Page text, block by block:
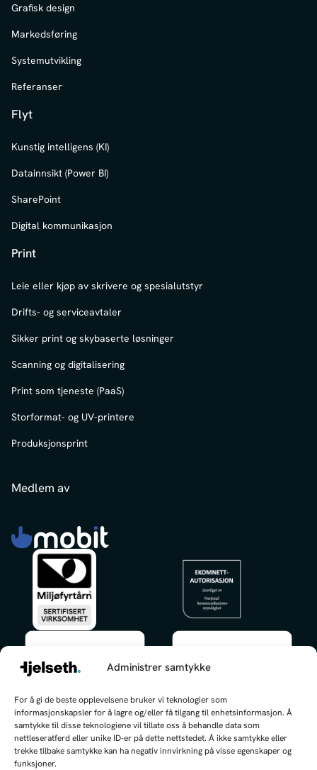
Administrer samtykke
For å gi de beste opplevelsene bruker vi teknologier som
informasjonskapsler for å lagre og/eller få tilgang til enhetsinformasjon. Å
samtykke til disse teknologiene vil tillate oss å behandle data som
nettleseratferd eller unike ID-er på dette nettstedet. Å ikke samtykke eller
trekke tilbake samtykke kan ha negativ innvirkning på visse egenskaper og
funksjoner.
Grafisk design
Markedsføring
Systemutvikling
Referanser
Flyt
Kunstig intelligens (KI)
Datainnsikt (Power BI)
SharePoint
Digital kommunikasjon
Print
Leie eller kjøp av skrivere og spesialutstyr
Drifts- og serviceavtaler
Sikker print og skybaserte løsninger
Scanning og digitalisering
Print som tjeneste (PaaS)
Storformat- og UV-printere
Produksjonsprint
Medlem av
Hei, jeg kan hjelpe deg med å finne
frem!